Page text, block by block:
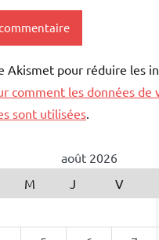
Akismet pour réduire les
comment les données de
sont utilisées
août 2026
M J V